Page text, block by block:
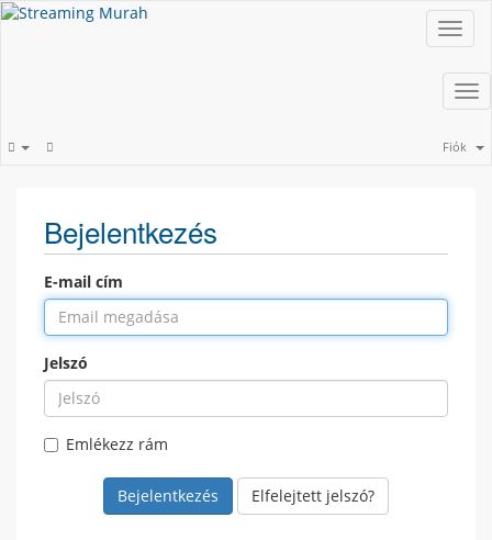
Fiók
Bejelentkezés
E-mail cím
Jelszó
Emlékezz rám
Elfelejtett jelszó?